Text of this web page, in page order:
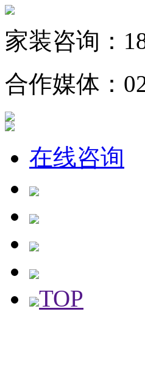
家装咨询：
合作媒体：
在线咨询
TOP